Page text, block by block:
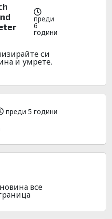
преди
6
години
си
и умрете.
преди 5 години
все